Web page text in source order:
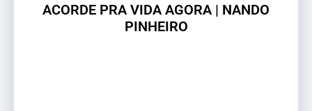
ACORDE PRA VIDA AGORA | NANDO
PINHEIRO